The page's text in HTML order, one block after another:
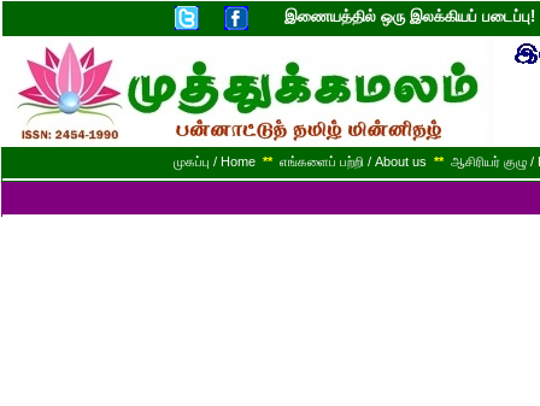
இணையத்தில் ஒரு இலக்கியப்
முகப்பு / Home ** எங்களைப் பற்றி / About us ** ஆசிரியர் குழு